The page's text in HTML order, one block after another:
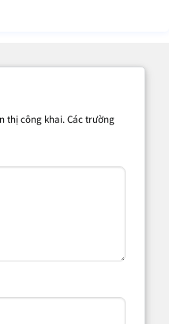
thị công khai.Các trường